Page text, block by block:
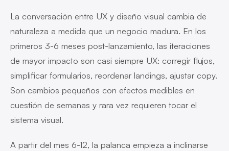
La conversación entre UX y diseño visual cambia de
naturaleza a medida que un negocio madura. En los
primeros 3-6 meses post-lanzamiento, las iteraciones
de mayor impacto son casi siempre UX: corregir flujos,
simplificar formularios, reordenar landings, ajustar copy.
Son cambios pequeños con efectos medibles en
cuestión de semanas y rara vez requieren tocar el
sistema visual.
A partir del mes 6-12, la palanca empieza a inclinarse